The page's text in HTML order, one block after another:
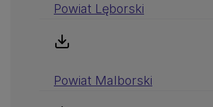
Powiat Lęborski
Powiat Malborski